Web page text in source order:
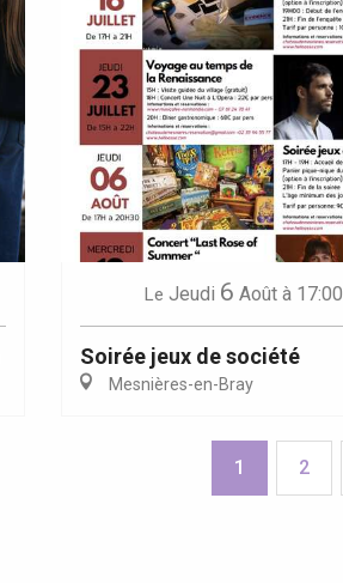
Le Jeudi 6 Août à 17:00
Soirée jeux de société
Mesnières-en-Bray
1 2